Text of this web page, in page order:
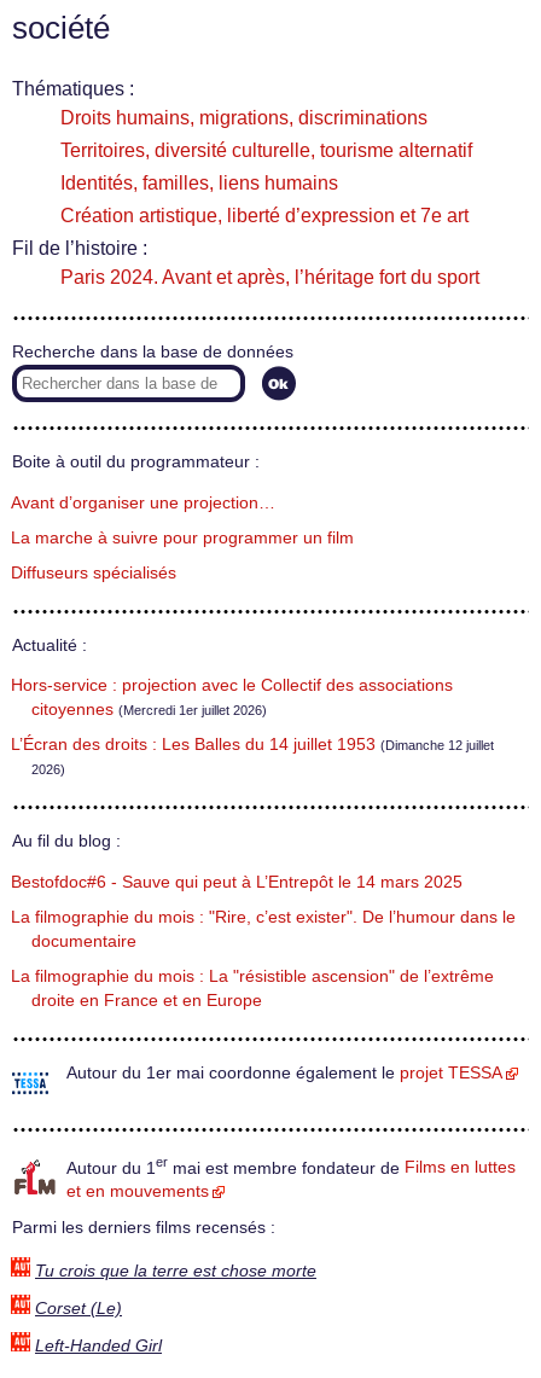
société
Thématiques :
Droits humains, migrations, discriminations
Territoires, diversité culturelle, tourisme alternatif
Identités, familles, liens humains
Création artistique, liberté d’expression et 7e art
Fil de l’histoire :
Paris 2024. Avant et après, l’héritage fort du sport
Recherche dans la base de données
Boite à outil du programmateur :
Avant d’organiser une projection…
La marche à suivre pour programmer un film
Diffuseurs spécialisés
Actualité :
Hors-service : projection avec le Collectif des associations
citoyennes (Mercredi 1er juillet 2026)
L’Écran des droits : Les Balles du 14 juillet 1953 (Dimanche 12 juillet
2026)
Au fil du blog :
Bestofdoc#6 - Sauve qui peut à L’Entrepôt le 14 mars 2025
La filmographie du mois : "Rire, c’est exister". De l’humour dans le
documentaire
La filmographie du mois : La "résistible ascension" de l’extrême
droite en France et en Europe
Autour du 1er mai coordonne également le projet TESSA
Autour du 1 er mai est membre fondateur de Films en luttes
et en mouvements
Parmi les derniers films recensés :
Tu crois que la terre est chose morte
Corset (Le)
Left-Handed Girl